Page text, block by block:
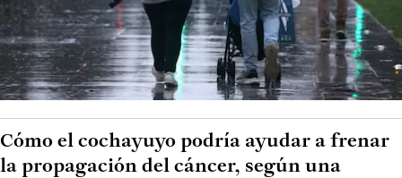
Cómo el cochayuyo podría ayudar a frenar
la propagación del cáncer, según una